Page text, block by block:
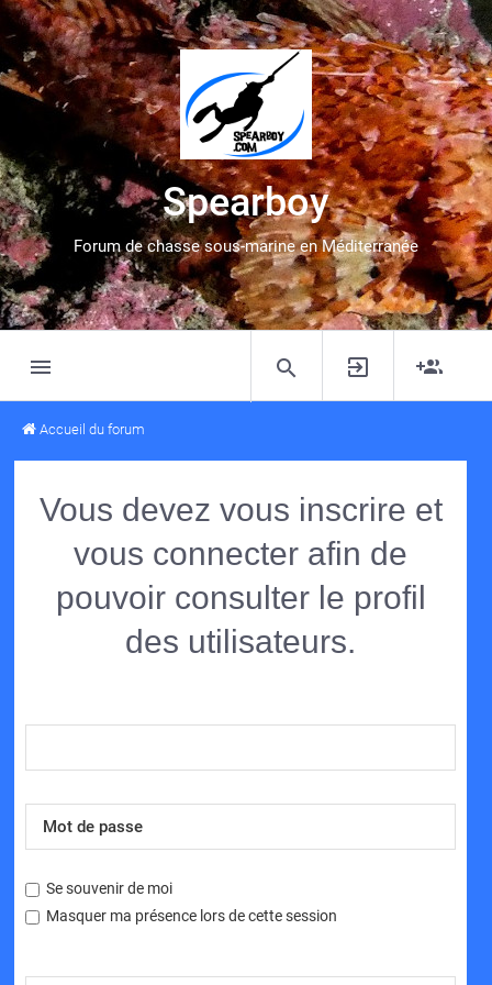
Spearboy
Forum de chasse sous-marine en Méditerranée
Accueil du forum
Vous devez vous inscrire et
vous connecter afin de
pouvoir consulter le profil
des utilisateurs.
Se souvenir de moi
Masquer ma présence lors de cette session